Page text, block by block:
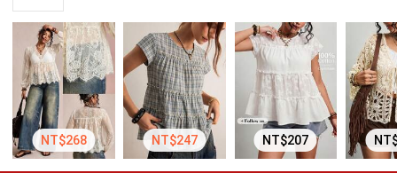
NT$268 NT$247 NT$207